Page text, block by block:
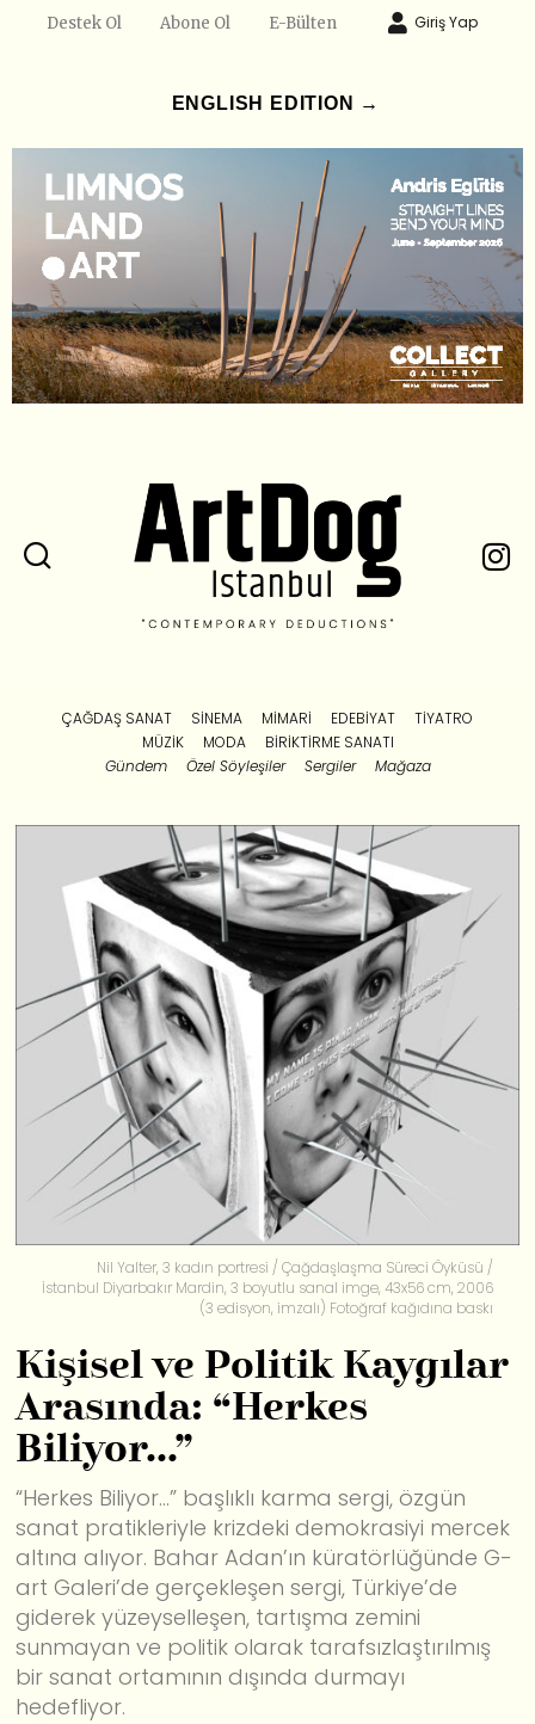
Destek Ol Abone Ol E-Bülten Giriş Yap
ENGLISH EDITION →
ÇAĞDAŞ SANAT SINEMA MIMARI EDEBIYAT
TIYATRO
MÜZIK
MODA
BIRIKTIRME SANATI
Gündem
Özel Söyleşiler Sergiler Mağaza
Nil Yalter, 3 kadın portresi / Çağdaşlaşma Süreci Öyküsü /
İstanbul Diyarbakır Mardin, 3 boyutlu sanal imge, 43x56 cm, 2006
(3 edisyon, imzalı) Fotoğraf kağıdına baskı
Kişisel ve Politik Kaygılar
Arasında: “Herkes
Biliyor…”
“Herkes Biliyor...” başlıklı karma sergi, özgün
sanat pratikleriyle krizdeki demokrasiyi mercek
altına alıyor. Bahar Adan’ın küratörlüğünde G-
art Galeri’de gerçekleşen sergi, Türkiye’de
giderek yüzeyselleşen, tartışma zemini
sunmayan ve politik olarak tarafsızlaştırılmış
bir sanat ortamının dışında durmayı
hedefliyor.